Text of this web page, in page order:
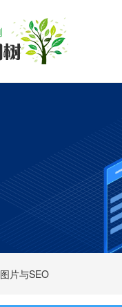
图片与SEO